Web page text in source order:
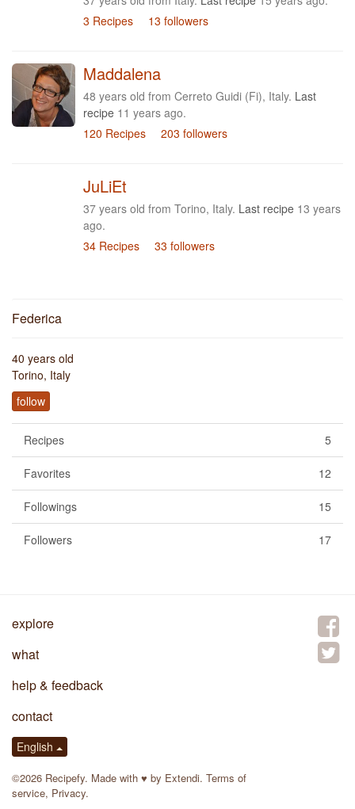
3 Recipes
13 followers
Maddalena
48 years old from Cerreto Guidi (Fi), Italy. Last
recipe 11 years ago.
120 Recipes
203 followers
JuLiEt
37 years old from Torino, Italy. Last recipe 13 years
ago.
34 Recipes
33 followers
Federica
40 years old
Torino, Italy
follow
5
Recipes
12
Favorites
15
Followings
17
Followers
explore
what
help & feedback
contact
English
©2026 Recipefy. Made with ♥ by Extendi. Terms of
service, Privacy.